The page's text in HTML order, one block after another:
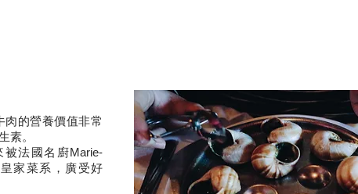
的營養價值非常
素。
法國名廚Marie-
家菜系，廣受好